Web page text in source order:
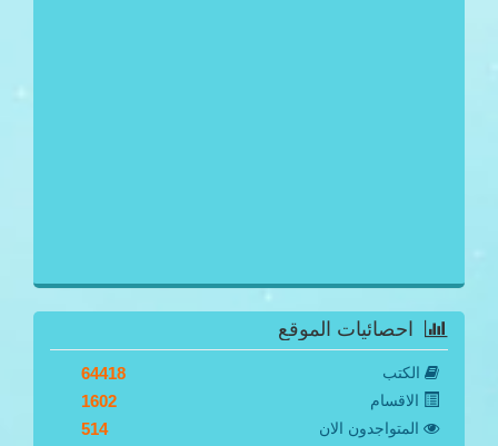
احصائيات الموقع
الكتب 64418
الاقسام 1602
المتواجدون الان 514